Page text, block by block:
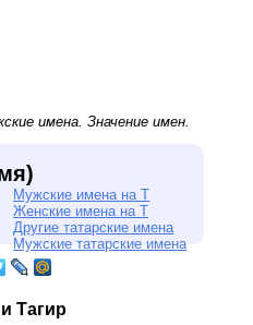
имена. Значение имен.
Мужские имена на Т
Женские имена на Т
Другие татарские имена
Мужские татарские имена
Тагир